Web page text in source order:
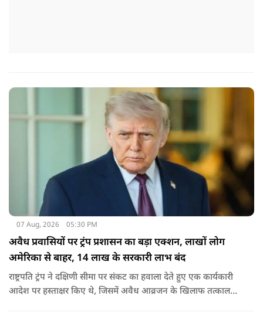
07 Aug, 2026 05:30 PM
अवैध प्रवासियों पर ट्रंप प्रशासन का बड़ा एक्शन, लाखों लोग
अमेरिका से बाहर, 14 लाख के सरकारी लाभ बंद
राष्ट्रपति ट्रंप ने दक्षिणी सीमा पर संकट का हवाला देते हुए एक कार्यकारी
आदेश पर हस्ताक्षर किए थे, जिसमें अवैध आव्रजन के खिलाफ तत्काल